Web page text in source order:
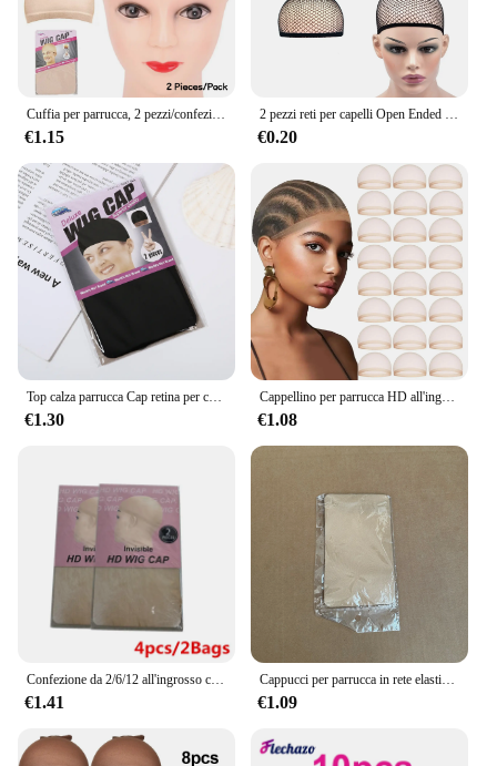
Cuffia per parrucca, 2 pezzi/confezione Cuffia per calze per parrucche, Cuffia per parrucca marrone chiaro per donna, Cuffia per parrucca in nylon elastico
€1.15
2 pezzi reti per capelli Open Ended parrucca Cap Mesh calze Caps tessitura parrucca retina per capelli per le donne
€0.20
Top calza parrucca Cap retina per capelli per tessere 2 pezzi parrucca per capelli reti nero marrone Stretch Mesh parrucca Cap per fare parrucche formato libero
€1.30
Cappellino per parrucca HD all'ingrosso per donna cappellini elastici ultrasottili invisibili per parrucche anteriori in pizzo cappuccio per parrucca trasparente cappuccio in Nylon sottile
€1.08
Confezione da 2/6/12 all'ingrosso cappuccio per parrucca HD invisibile Ultra sottile per parrucche anteriori in pizzo-tappo per calza in Nylon trasparente sfuso per le donne
€1.41
Cappucci per parrucca in rete elastica 2 10 12 20 pezzi/pacco Cappucci per parrucca Colo marrone chiaro Retine per capelli Retine per capelli intrecciate per cosplay, Uso quotidiano
€1.09